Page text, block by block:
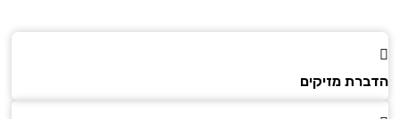
הדברת מזיקים